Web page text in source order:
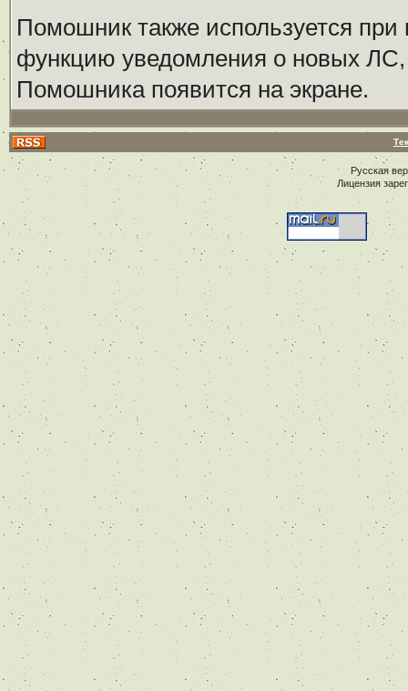
Помошник также используется
функцию уведомления о новых ЛС,
Помошника появится на экране.
Русская
Лицензия